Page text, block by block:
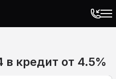
в кредит от 4.5%